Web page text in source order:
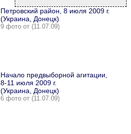
Петровский район, 8 июля 2009 г.
(Украина, Донецк)
9 фото от (11.07.09)
Начало предвыборной агитации,
8-11 июля 2009 г.
(Украина, Донецк)
6 фото от (11.07.09)